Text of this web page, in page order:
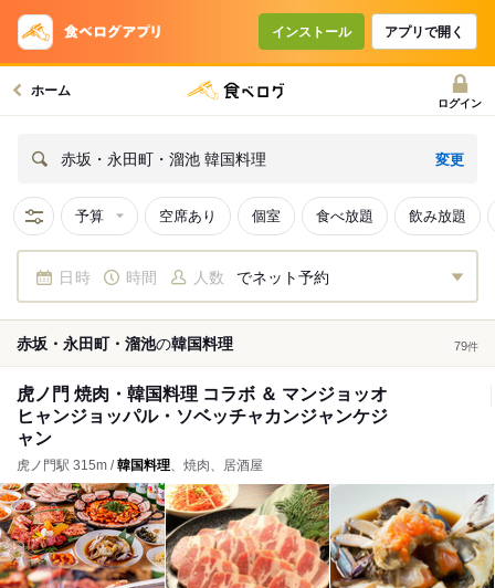
インストール アプリで開く
ホーム
ログイン
赤坂・永田町・溜池 韓国料理 変更
予算 空席あり 個室 食べ放題 飲み放題
日時 時間 人数 でネット予約
赤坂・永田町・溜池の韓国料理 79件
虎ノ門 焼肉・韓国料理 コラボ ＆ マンジョッオ
ヒャンジョッパル・ソベッチャカンジャンケジ
ャン
虎ノ門駅 315m /韓国料理、焼肉、居酒屋